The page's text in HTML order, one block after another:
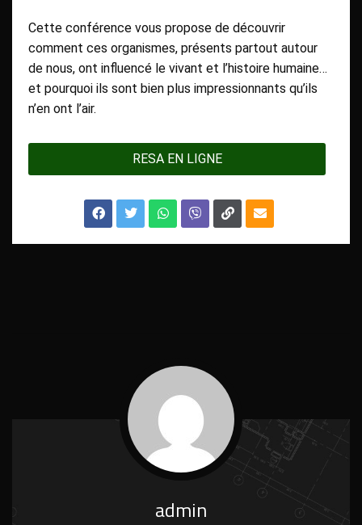
Cette conférence vous propose de découvrir
comment ces organismes, présents partout autour
de nous, ont influencé le vivant et l’histoire humaine…
et pourquoi ils sont bien plus impressionnants qu’ils
n’en ont l’air.
RESA EN LIGNE
admin